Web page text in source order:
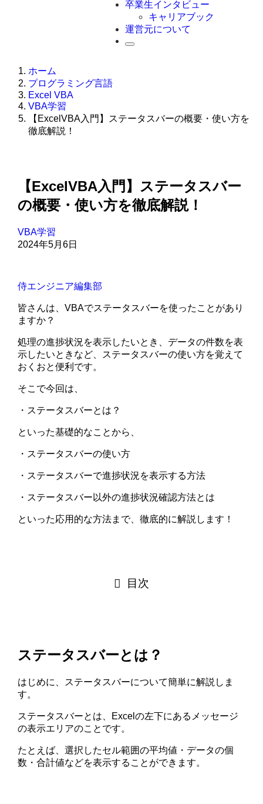
卒業生インタビュー
キャリアブック
運営元について
ホーム
プログラミング言語
Excel VBA
VBA学習
【ExcelVBA入門】ステータスバーの概要・使い方を
徹底解説！
【ExcelVBA入門】ステータスバー
の概要・使い方を徹底解説！
VBA学習
2024年5月6日
侍エンジニア編集部
皆さんは、VBAでステータスバーを使ったことがあり
ますか？
処理の進捗状況を表示したいとき、データの件数を表
示したいときなど、ステータスバーの使い方を覚えて
おくおと便利です。
そこで今回は、
・ステータスバーとは？
といった基礎的なことから、
・ステータスバーの使い方
・ステータスバーで進捗状況を表示する方法
・ステータスバー以外の進捗状況確認方法とは
といった応用的な方法まで、徹底的に解説します！
目次
ステータスバーとは？
はじめに、ステータスバーについて簡単に解説しま
す。
ステータスバーとは、Excelの左下にあるメッセージ
の表示エリアのことです。
たとえば、選択したセル範囲の平均値・データの個
数・合計値などを表示することができます。